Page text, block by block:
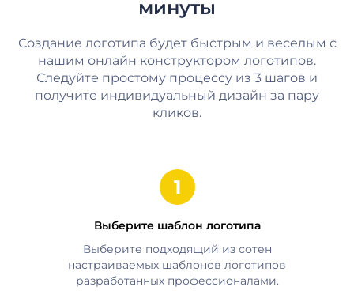
минуты
Создание логотипа будет быстрым и веселым с
нашим онлайн конструктором логотипов.
Следуйте простому процессу из 3 шагов и
получите индивидуальный дизайн за пару
кликов.
Выберите шаблон логотипа
Выберите подходящий из сотен
настраиваемых шаблонов логотипов
разработанных профессионалами.